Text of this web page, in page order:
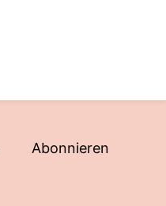
Abonnieren